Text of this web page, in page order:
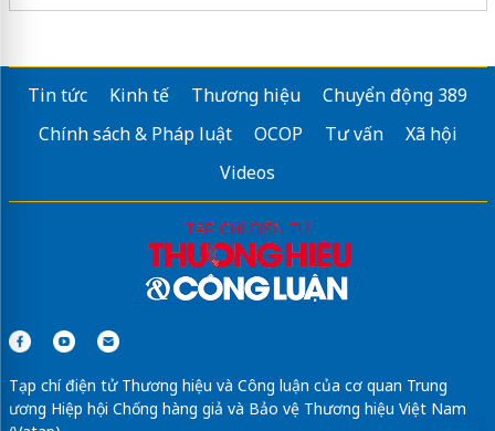
Tin tức Kinh tế Thương hiệu
Chuyển động 389
Chính sách & Pháp luật
OCOP Tư vấn
Xã hội
Videos
Tạp chí điện tử Thương hiệu và Công luận của cơ quan Trung
ương Hiệp hội Chống hàng giả và Bảo vệ Thương hiệu Việt Nam